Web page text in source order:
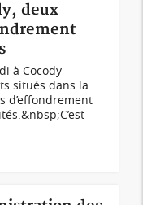
deux
à Cocody
situés dans la
d’effondrement